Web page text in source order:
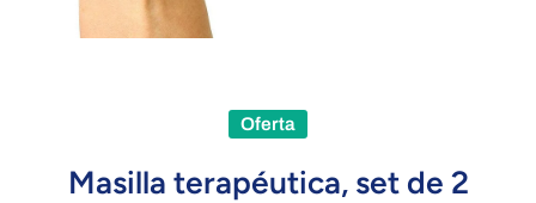
Oferta
Masilla terapéutica, set de 2